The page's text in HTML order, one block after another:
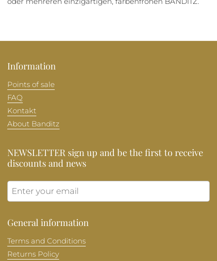
Information
Points of sale
FAQ
Kontakt
About Banditz
NEWSLETTER sign up and be the first to receive
discounts and news
General information
Terms and Conditions
Returns Policy